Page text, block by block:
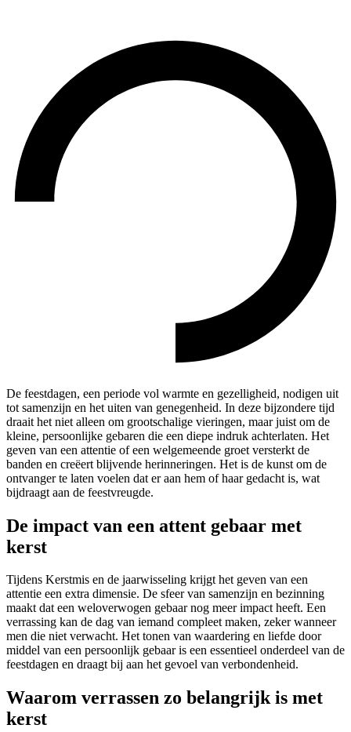
De feestdagen, een periode vol warmte en gezelligheid, nodigen uit
tot samenzijn en het uiten van genegenheid. In deze bijzondere tijd
draait het niet alleen om grootschalige vieringen, maar juist om de
kleine, persoonlijke gebaren die een diepe indruk achterlaten. Het
geven van een attentie of een welgemeende groet versterkt de
banden en creëert blijvende herinneringen. Het is de kunst om de
ontvanger te laten voelen dat er aan hem of haar gedacht is, wat
bijdraagt aan de feestvreugde.
De impact van een attent gebaar met
kerst
Tijdens Kerstmis en de jaarwisseling krijgt het geven van een
attentie een extra dimensie. De sfeer van samenzijn en bezinning
maakt dat een weloverwogen gebaar nog meer impact heeft. Een
verrassing kan de dag van iemand compleet maken, zeker wanneer
men die niet verwacht. Het tonen van waardering en liefde door
middel van een persoonlijk gebaar is een essentieel onderdeel van de
feestdagen en draagt bij aan het gevoel van verbondenheid.
Waarom verrassen zo belangrijk is met
kerst